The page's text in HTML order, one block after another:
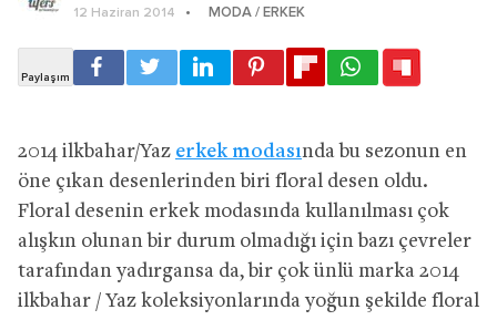
12 Haziran 2014 MODA / ERKEK
2014 ilkbahar/Yaz erkek modasında bu sezonun en
öne çıkan desenlerinden biri floral desen oldu.
Floral desenin erkek modasında kullanılması çok
alışkın olunan bir durum olmadığı için bazı çevreler
tarafından yadırgansa da, bir çok ünlü marka 2014
ilkbahar / Yaz koleksiyonlarında yoğun şekilde floral